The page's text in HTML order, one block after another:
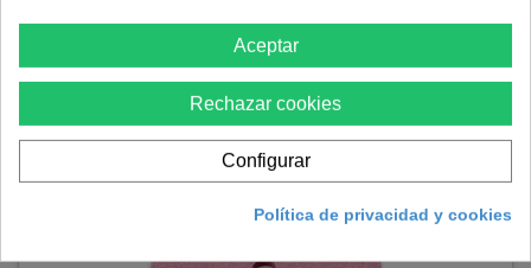
AÑADIR AL CARRITO
Aceptar
Rechazar cookies
Configurar
Política de privacidad y cookies